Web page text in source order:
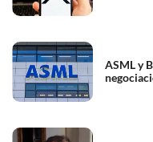
ASML y